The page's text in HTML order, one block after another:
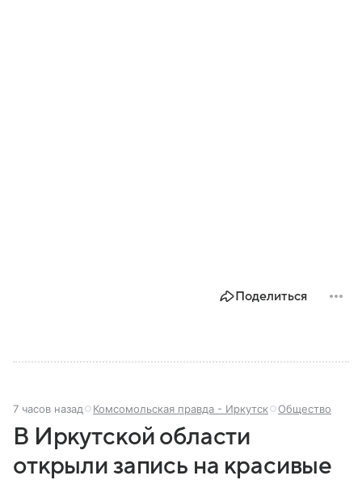
Поделиться
7 часов назад Комсомольская правда - Иркутск Общество
В Иркутской области
открыли запись на красивые